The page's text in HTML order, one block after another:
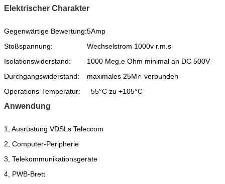
Elektrischer Charakter
Gegenwärtige Bewertung:5Amp
Stoßspannung:
Wechselstrom 1000v r.m.s
Isolationswiderstand:
1000 Meg.e Ohm minimal an DC 500V
Durchgangswiderstand:
maximales 25M∩ verbunden
Operations-Temperatur:
-55°C zu +105°C
Anwendung
1, Ausrüstung VDSLs Teleccom
2, Computer-Peripherie
3, Telekommunikationsgeräte
4, PWB-Brett